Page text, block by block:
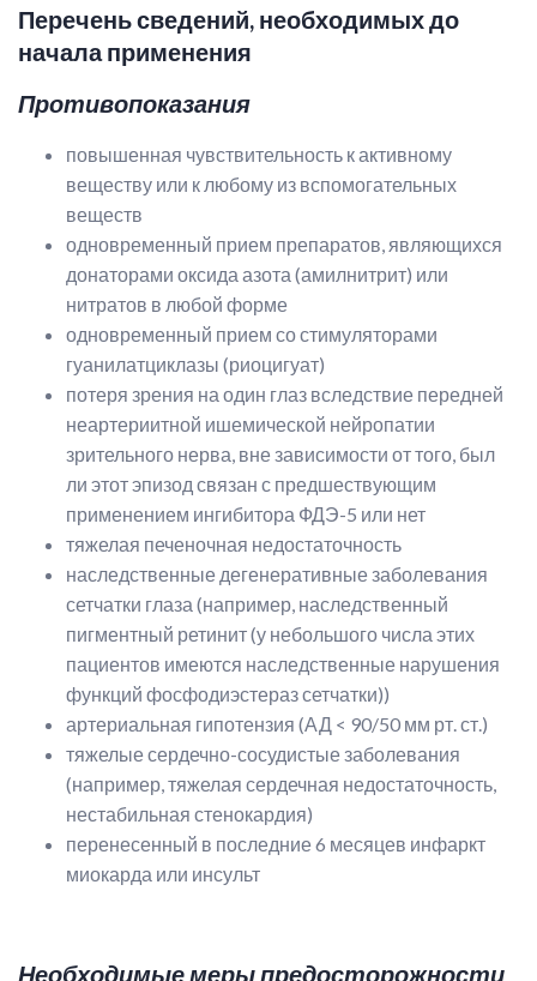
Перечень сведений, необходимых до
начала применения
Противопоказания
повышенная чувствительность к активному
веществу или к любому из вспомогательных
веществ
одновременный прием препаратов, являющихся
донаторами оксида азота (амилнитрит) или
нитратов в любой форме
одновременный прием со стимуляторами
гуанилатциклазы (риоцигуат)
потеря зрения на один глаз вследствие передней
неартериитной ишемической нейропатии
зрительного нерва, вне зависимости от того, был
ли этот эпизод связан с предшествующим
применением ингибитора ФДЭ-5 или нет
тяжелая печеночная недостаточность
наследственные дегенеративные заболевания
сетчатки глаза (например, наследственный
пигментный ретинит (у небольшого числа этих
пациентов имеются наследственные нарушения
функций фосфодиэстераз сетчатки))
артериальная гипотензия (АД < 90/50 мм рт. ст.)
тяжелые сердечно-сосудистые заболевания
(например, тяжелая сердечная недостаточность,
нестабильная стенокардия)
перенесенный в последние 6 месяцев инфаркт
миокарда или инсульт
Необходимые меры предосторожности